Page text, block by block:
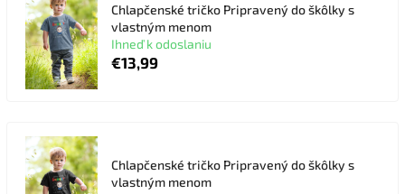
Chlapčenské tričko Pripravený do škôlky s
vlastným menom
Ihneď k odoslaniu
€13,99
Chlapčenské tričko Pripravený do škôlky s
vlastným menom